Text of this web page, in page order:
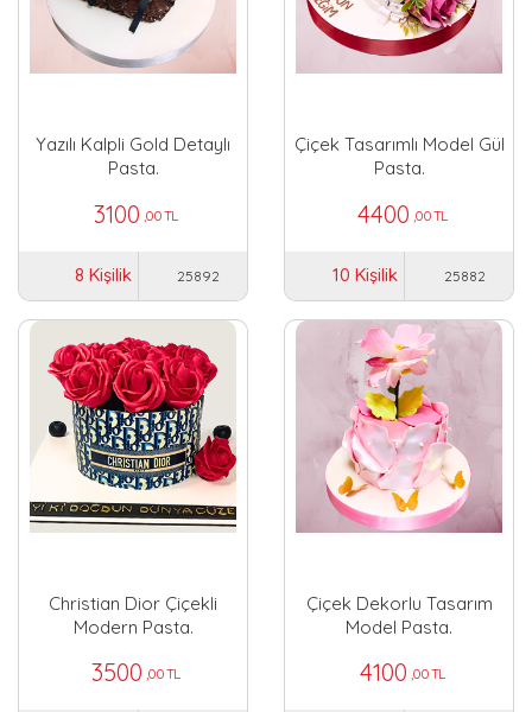
Yazılı Kalpli Gold Detaylı
Pasta.
3100 ,00 TL
8 Kişilik 25892
Çiçek Tasarımlı Model Gül
Pasta.
4400 ,00 TL
10 Kişilik 25882
Christian Dior Çiçekli
Modern Pasta.
3500 ,00 TL
Çiçek Dekorlu Tasarım
Model Pasta.
4100 ,00 TL